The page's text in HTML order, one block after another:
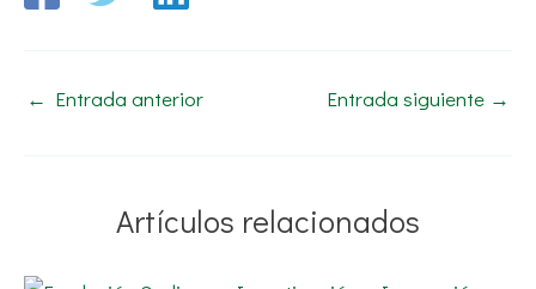
← Entrada anterior Entrada siguiente →
Artículos relacionados